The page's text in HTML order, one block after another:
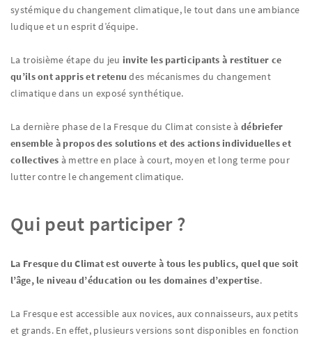
systémique du changement climatique, le tout dans une ambiance
ludique et un esprit d’équipe.
La troisième étape du jeu invite les participants à restituer ce
qu’ils ont appris et retenu des mécanismes du changement
climatique dans un exposé synthétique.
La dernière phase de la Fresque du Climat consiste à débriefer
ensemble à propos des solutions et des actions individuelles et
collectives à mettre en place à court, moyen et long terme pour
lutter contre le changement climatique.
Qui peut participer ?
La Fresque du Climat est ouverte à tous les publics, quel que soit
l’âge, le niveau d’éducation ou les domaines d’expertise.
La Fresque est accessible aux novices, aux connaisseurs, aux petits
et grands. En effet, plusieurs versions sont disponibles en fonction